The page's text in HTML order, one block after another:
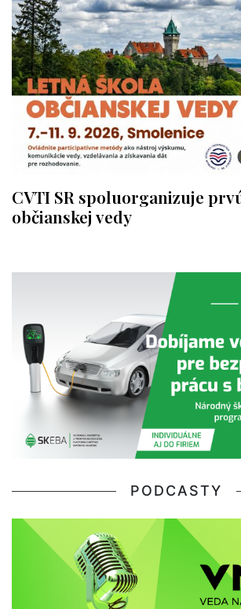
CVTI SR spoluorganizuje
občianskej vedy
PODCASTY